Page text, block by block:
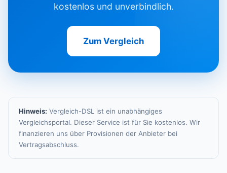
kostenlos und unverbindlich.
Zum Vergleich
Hinweis: Vergleich-DSL ist ein unabhängiges
Vergleichsportal. Dieser Service ist für Sie kostenlos. Wir
finanzieren uns über Provisionen der Anbieter bei
Vertragsabschluss.